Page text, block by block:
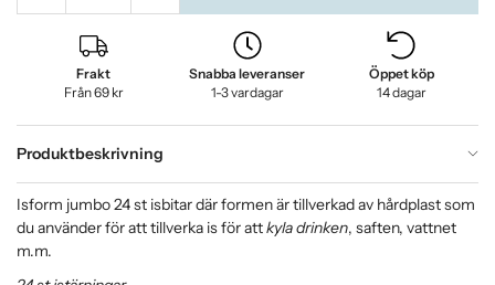
Frakt
Från 69 kr
Snabba leveranser
1-3 vardagar
Öppet köp
14 dagar
Produktbeskrivning
Isform jumbo 24 st isbitardär formen är tillverkad av hårdplast som
du använder för att tillverka is för attkyla drinken, saften, vattnet
m.m.